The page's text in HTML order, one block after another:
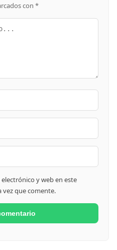
con *
y web en este
vez que comente.